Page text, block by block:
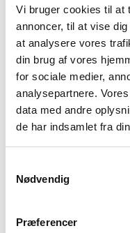
Vi bruger cookies til at
annoncer, til at vise
at analysere vores
din brug af vores
for sociale medier,
analysepartnere.
data med andre
de har indsamlet fra
Nødvendig
Præferencer